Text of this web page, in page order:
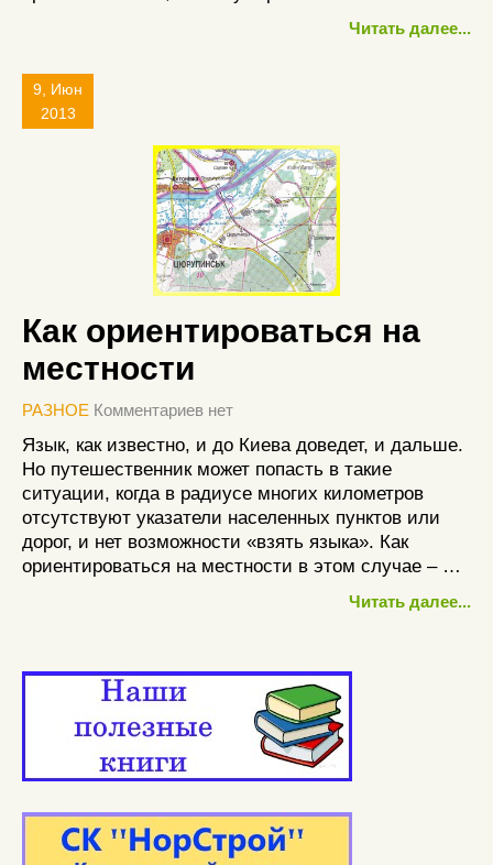
Читать далее...
9, Июн
2013
Как ориентироваться на
местности
РАЗНОЕ Комментариев нет
Язык, как известно, и до Киева доведет, и дальше.
Но путешественник может попасть в такие
ситуации, когда в радиусе многих километров
отсутствуют указатели населенных пунктов или
дорог, и нет возможности «взять языка». Как
ориентироваться на местности в этом случае – …
Читать далее...